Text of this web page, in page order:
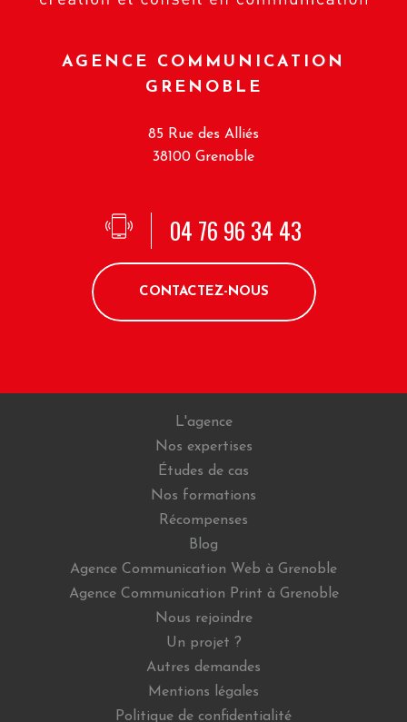
AGENCE COMMUNICATION
GRENOBLE
85 Rue des Alliés
38100 Grenoble
04 76 96 34 43
CONTACTEZ-NOUS
L'agence
Nos expertises
Études de cas
Nos formations
Récompenses
Blog
Agence Communication Web à Grenoble
Agence Communication Print à Grenoble
Nous rejoindre
Un projet ?
Autres demandes
Mentions légales
Politique de confidentialité